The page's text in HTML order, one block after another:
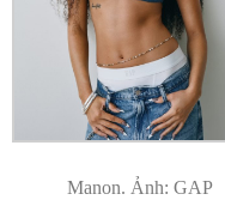
Manon. Ảnh: GAP